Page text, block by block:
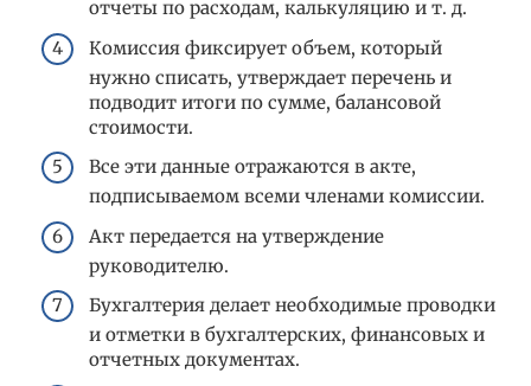
отчеты по расходам, калькуляцию и т. д.
Комиссия фиксирует объем, который
нужно списать, утверждает перечень и
подводит итоги по сумме, балансовой
стоимости.
Все эти данные отражаются в акте,
подписываемом всеми членами комиссии.
Акт передается на утверждение
руководителю.
Бухгалтерия делает необходимые проводки
и отметки в бухгалтерских, финансовых и
отчетных документах.